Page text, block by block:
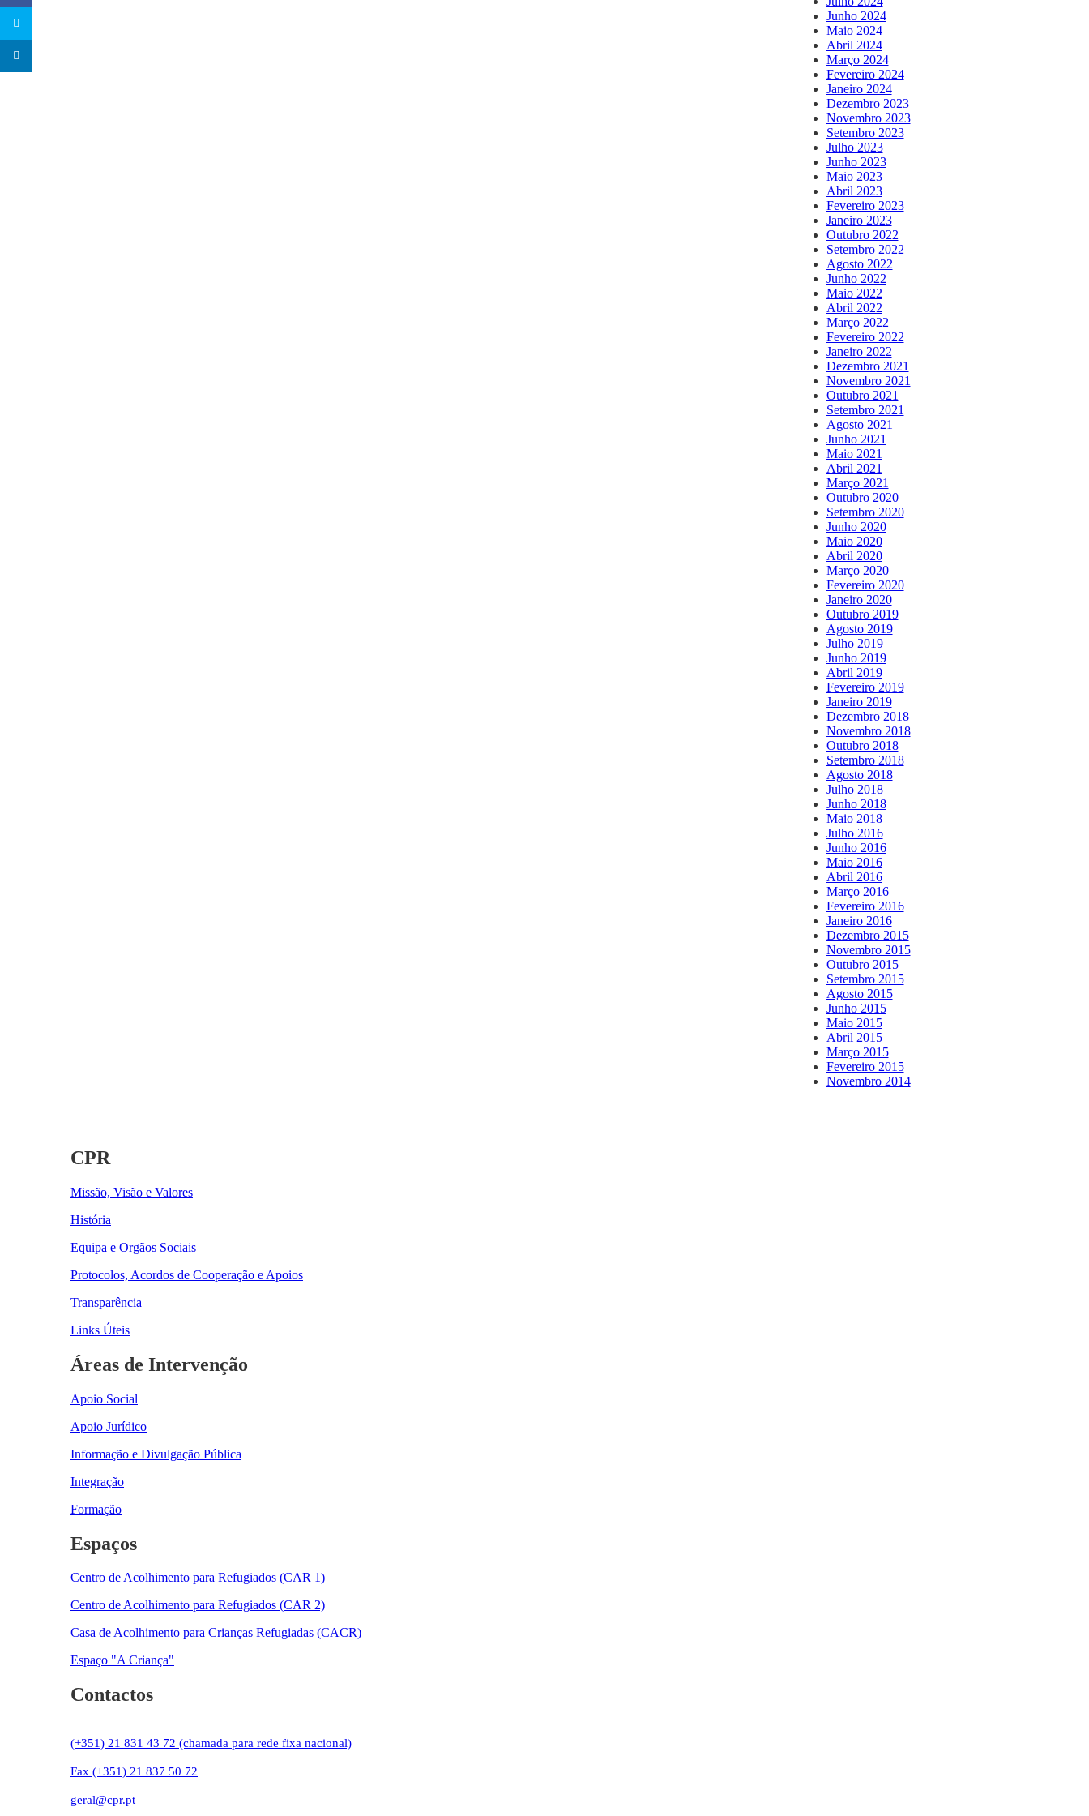
Junho 2024
Maio 2024
Abril 2024
Março 2024
Fevereiro 2024
Janeiro 2024
Dezembro 2023
Novembro 2023
Setembro 2023
Julho 2023
Junho 2023
Maio 2023
Abril 2023
Fevereiro 2023
Janeiro 2023
Outubro 2022
Setembro 2022
Agosto 2022
Junho 2022
Maio 2022
Abril 2022
Março 2022
Fevereiro 2022
Janeiro 2022
Dezembro 2021
Novembro 2021
Outubro 2021
Setembro 2021
Agosto 2021
Junho 2021
Maio 2021
Abril 2021
Março 2021
Outubro 2020
Setembro 2020
Junho 2020
Maio 2020
Abril 2020
Março 2020
Fevereiro 2020
Janeiro 2020
Outubro 2019
Agosto 2019
Julho 2019
Junho 2019
Abril 2019
Fevereiro 2019
Janeiro 2019
Dezembro 2018
Novembro 2018
Outubro 2018
Setembro 2018
Agosto 2018
Julho 2018
Junho 2018
Maio 2018
Julho 2016
Junho 2016
Maio 2016
Abril 2016
Março 2016
Fevereiro 2016
Janeiro 2016
Dezembro 2015
Novembro 2015
Outubro 2015
Setembro 2015
Agosto 2015
Junho 2015
Maio 2015
Abril 2015
Março 2015
Fevereiro 2015
Novembro 2014
CPR
Missão, Visão e Valores
História
Equipa e Orgãos Sociais
Protocolos, Acordos de Cooperação e Apoios
Transparência
Links Úteis
Áreas de Intervenção
Apoio Social
Apoio Jurídico
Informação e Divulgação Pública
Integração
Formação
Espaços
Centro de Acolhimento para Refugiados (CAR 1)
Centro de Acolhimento para Refugiados (CAR 2)
Casa de Acolhimento para Crianças Refugiadas (CACR)
Espaço "A Criança"
Contactos
(+351) 21 831 43 72 (chamada para rede fixa nacional)
Fax (+351) 21 837 50 72
geral@cpr.pt